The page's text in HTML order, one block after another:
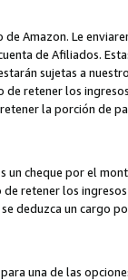
Amazon. Le
de Afiliados.
sujetas a
de retener los
la porción de
un cheque por el
retener los
deduzca un cargo
una de las